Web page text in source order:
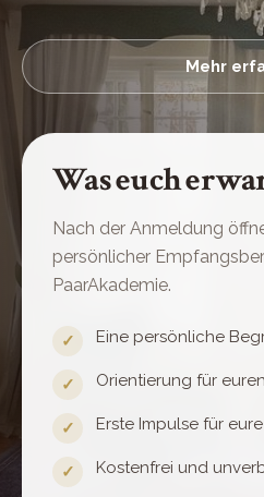
Mehr
Was euch
Nach der Anmeldung
persönlicher
PaarAkademie.
✓ Eine persönliche
✓ Orientierung für
✓ Erste Impulse für
✓ Kostenfrei und